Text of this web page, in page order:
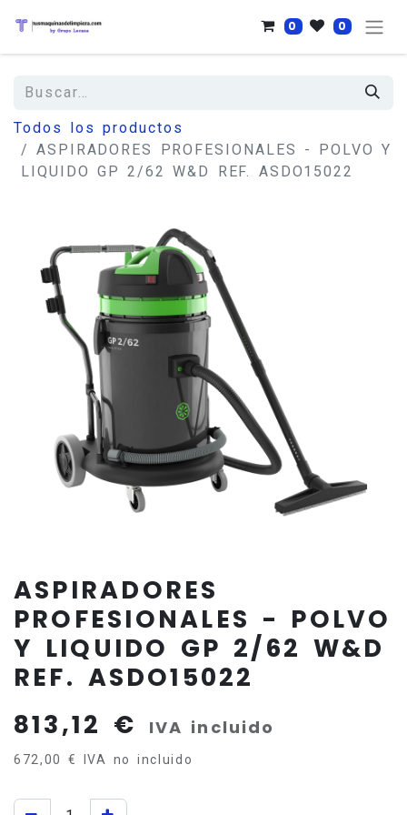
0 0
Todos los productos
ASPIRADORES PROFESIONALES - POLVO Y
LIQUIDO GP 2/62 W&D REF. ASDO15022
ASPIRADORES
PROFESIONALES - POLVO
Y LIQUIDO GP 2/62 W&D
REF. ASDO15022
813,12 € IVA incluido
672,00 € IVA no incluido